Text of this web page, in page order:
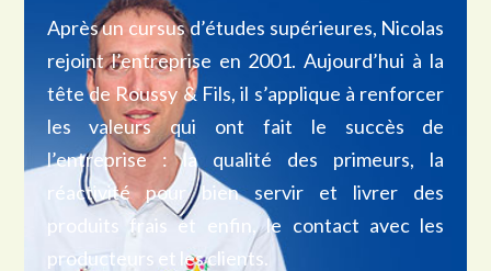
Après un cursus d’études supérieures, Nicolas
rejoint l’entreprise en 2001. Aujourd’hui à la
tête de Roussy & Fils, il s’applique à renforcer
les valeurs qui ont fait le succès de
l’entreprise : la qualité des primeurs, la
réactivité pour bien servir et livrer des
produits frais et enfin, le contact avec les
producteurs et les clients.